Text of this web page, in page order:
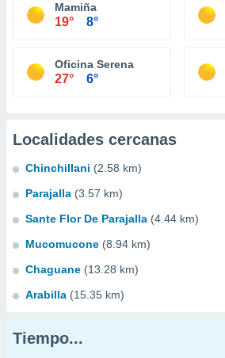
Mamiña
19° 8°
Oficina Serena
27° 6°
Localidades cercanas
Chinchillani (2.58 km)
Parajalla (3.57 km)
Sante Flor De Parajalla (4.44 km)
Mucomucone (8.94 km)
Chaguane (13.28 km)
Arabilla (15.35 km)
Tiempo...